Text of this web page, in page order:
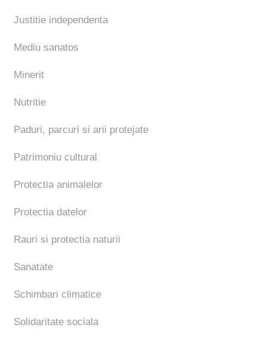
Justitie independenta
Mediu sanatos
Minerit
Nutritie
Paduri, parcuri si arii protejate
Patrimoniu cultural
Protectia animalelor
Protectia datelor
Rauri si protectia naturii
Sanatate
Schimbari climatice
Solidaritate sociala